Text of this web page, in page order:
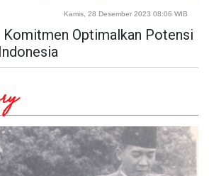
Kamis, 28 Desember 2023 08:06 WIB
Komitmen Optimalkan Potensi